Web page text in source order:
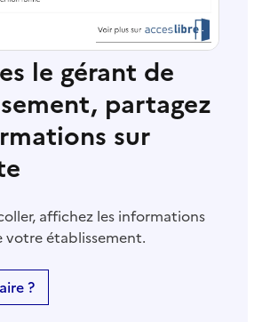
le gérant de
partagez
sur
affichez les informations
votre établissement.
?